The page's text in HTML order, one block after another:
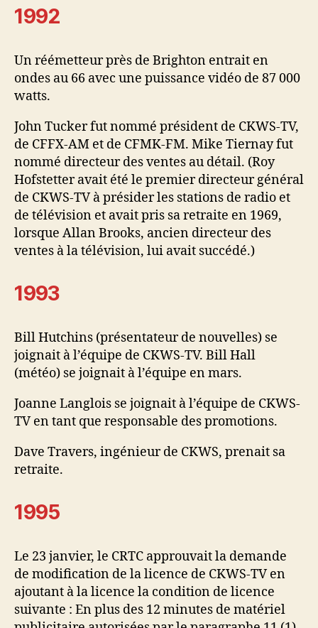
1992
Un réémetteur près de Brighton entrait en
ondes au 66 avec une puissance vidéo de 87 000
watts.
John Tucker fut nommé président de CKWS-TV,
de CFFX-AM et de CFMK-FM. Mike Tiernay fut
nommé directeur des ventes au détail. (Roy
Hofstetter avait été le premier directeur général
de CKWS-TV à présider les stations de radio et
de télévision et avait pris sa retraite en 1969,
lorsque Allan Brooks, ancien directeur des
ventes à la télévision, lui avait succédé.)
1993
Bill Hutchins (présentateur de nouvelles) se
joignait à l’équipe de CKWS-TV. Bill Hall
(météo) se joignait à l’équipe en mars.
Joanne Langlois se joignait à l’équipe de CKWS-
TV en tant que responsable des promotions.
Dave Travers, ingénieur de CKWS, prenait sa
retraite.
1995
Le 23 janvier, le CRTC approuvait la demande
de modification de la licence de CKWS-TV en
ajoutant à la licence la condition de licence
suivante : En plus des 12 minutes de matériel